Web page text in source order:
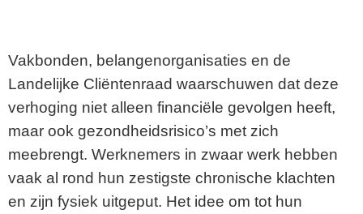
Vakbonden, belangenorganisaties en de
Landelijke Cliëntenraad waarschuwen dat deze
verhoging niet alleen financiële gevolgen heeft,
maar ook gezondheidsrisico’s met zich
meebrengt. Werknemers in zwaar werk hebben
vaak al rond hun zestigste chronische klachten
en zijn fysiek uitgeput. Het idee om tot hun